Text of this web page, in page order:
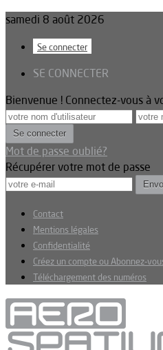
samedi 8 août 2026
Se connecter
SE CONNECTER
Bienvenue ! Connectez-vous à
Mot de passe oublié?
Récupérer votre mot de passe
Contact
Mentions légales
Confidentialité
Créez un compte ou Abonnez-
Téléchargement des numéros